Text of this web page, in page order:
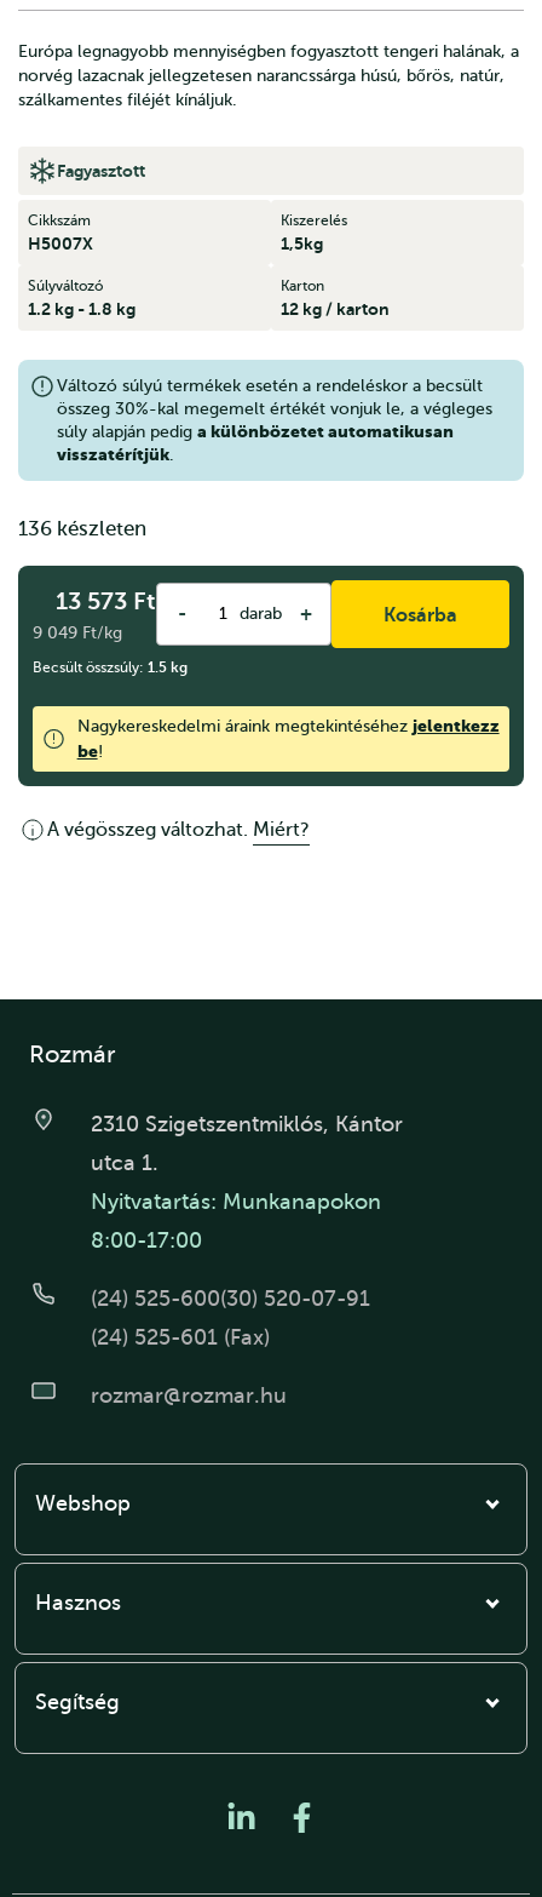
Európa legnagyobb mennyiségben fogyasztott tengeri halának, a
norvég lazacnak jellegzetesen narancssárga húsú, bőrös, natúr,
szálkamentes filéjét kínáljuk.
Fagyasztott
Cikkszám
H5007X
Kiszerelés
1,5kg
Súlyváltozó
1.2 kg - 1.8 kg
Karton
12 kg / karton
Változó súlyú termékek esetén a rendeléskor a becsült
összeg 30%-kal megemelt értékét vonjuk le, a végleges
súly alapján pedig a különbözetet automatikusan
visszatérítjük
136 készleten
13 573 Ft
9 049 Ft/kg
- darab + Kosárba
Becsült összsúly: 1.5 kg
Nagykereskedelmi áraink megtekintéséhez jelentkezz
be!
A végösszeg változhat. Miért?
Rozmár
2310 Szigetszentmiklós, Kántor
utca 1.
Nyitvatartás: Munkanapokon
8:00-17:00
(24) 525-600(30) 520-07-91
(24) 525-601 (Fax)
rozmar@rozmar.hu
Webshop
Hasznos
Segítség